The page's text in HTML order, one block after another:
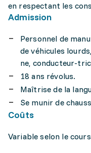
en respectant les
Admission
Personnel de
de véhicules
ne, conducteur-
18 ans révolus.
Maîtrise de la
Se munir de
Coûts
Variable selon le